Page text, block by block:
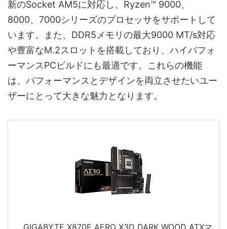
新のSocket AM5に対応し、Ryzen™ 9000、
8000、7000シリーズのプロセッサをサポートして
います。また、DDR5メモリの最大9000 MT/s対応
や豊富なM.2スロットを搭載しており、ハイパフォ
ーマンスPCビルドにも最適です。これらの機能
は、パフォーマンスとデザインを両立させたいユー
ザーにとって大きな魅力となります。
GIGABYTE X870E AERO X3D DARK WOOD ATXマ